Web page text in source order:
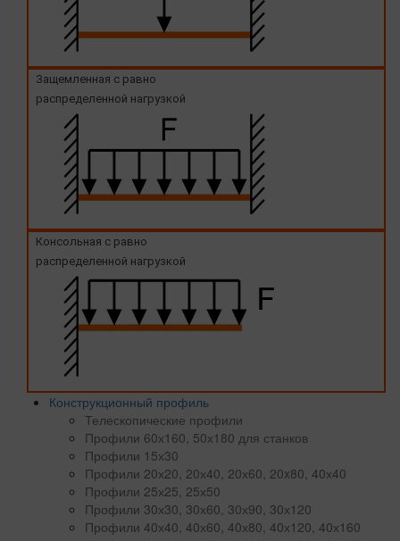
Защемленная с равно
распределенной нагрузкой
Консольная с равно
распределенной нагрузкой
Конструкционный профиль
Телескопические профили
Профили 60х160, 50х180 для станков
Профили 15х30
Профили 20х20, 20х40, 20х60, 20x80, 40х40
Профили 25х25, 25х50
Профили 30х30, 30х60, 30х90, 30х120
Профили 40х40, 40х60, 40х80, 40х120, 40х160